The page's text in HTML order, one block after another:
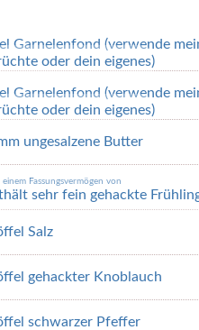
Garnelenfond (verwende
oder dein eigenes)
Garnelenfond (verwende
oder dein eigenes)
ungesalzene Butter
einem Fassungsvermögen von
sehr fein gehackte
Salz
gehackter Knoblauch
schwarzer Pfeffer